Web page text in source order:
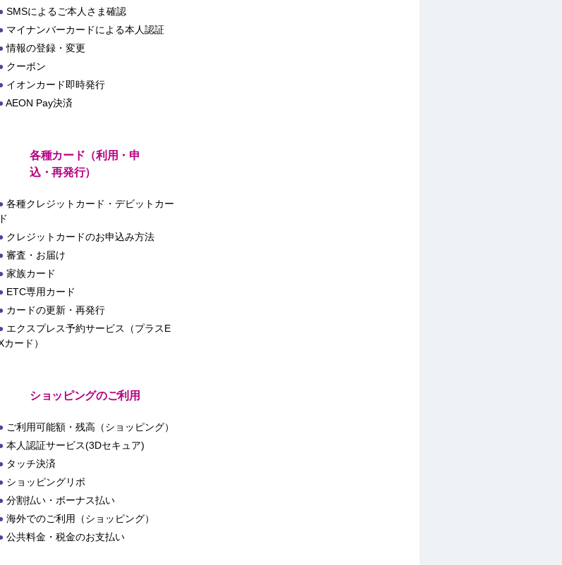
SMSによるご本人さま確認
マイナンバーカードによる本人認証
情報の登録・変更
クーポン
イオンカード即時発行
AEON Pay決済
各種カード（利用・申
込・再発行）
各種クレジットカード・デビットカー
ド
クレジットカードのお申込み方法
審査・お届け
家族カード
ETC専用カード
カードの更新・再発行
エクスプレス予約サービス（プラスE
カード）
ショッピングのご利用
ご利用可能額・残高（ショッピング）
本人認証サービス(3Dセキュア)
タッチ決済
ショッピングリボ
分割払い・ボーナス払い
海外でのご利用（ショッピング）
公共料金・税金のお支払い